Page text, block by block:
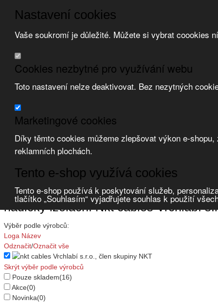
Nastavení cookies
Vaše soukromí je důležité. Můžete si vybrat coookies
Cookies nezbytné pro využívání webu
Toto nastavení nelze deaktivovat. Bez nezytných
Marketingové cookies
Díky těmto cookies můžeme zlepšovat výkon e-
reklamních plochách.
Tento e-shop využívá cookies
Tento e-shop používá k poskytování služeb,
tlačítko „Souhlasím“ vyjadřujete souhlas k použití
Přeskočit na hlavní obsah Přeskočit na doplňující obsah
Obchodní podmínky
Registrace
Zvolte měnu:
Přihlásit uživatele
Úvod Upevňovací materiál ochrana vodičů hadičky izolační nkt
hadičky izolační Nkt cables Vrchlabí
Výběr podle výrobců:
Loga Název
Odznačit/Označit vše
Skrýt výběr podle výrobců
Pouze skladem(16)
Akce(0)
Novinka(0)